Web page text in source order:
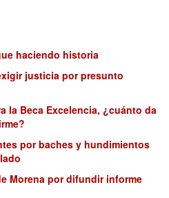
haciendo historia
justicia por presunto
la Beca Excelencia, ¿cuánto da
por baches y hundimientos
Morena por difundir informe